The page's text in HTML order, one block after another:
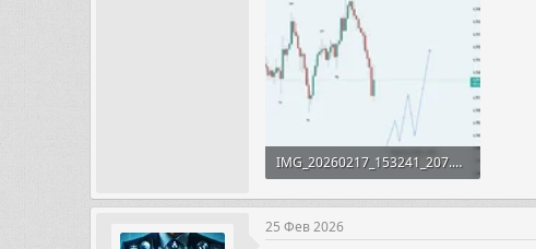
IMG_20260217_153241_207.webp
21.5 KB · Просмотры: 13
25 Фев 2026